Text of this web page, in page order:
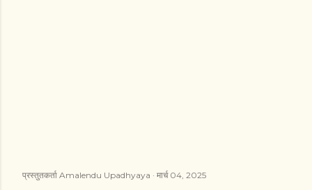
प्रस्तुतकर्ता Amalendu Upadhyaya मार्च 04, 2025